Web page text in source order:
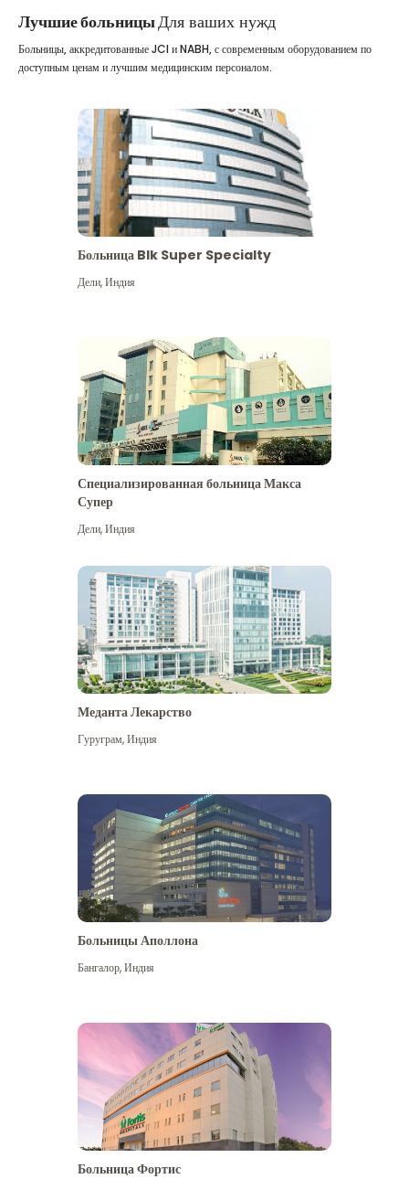
Лучшие больницыДля ваших нужд
Посмотреть больше
Больницы, аккредитованные JCI и NABH, с современным оборудованием по
доступным ценам и лучшим медицинским персоналом.
Больница Blk Super Specialty
Дели,Индия
Специализированная больница Макса
Супер
Дели,Индия
Меданта Лекарство
Гуруграм,Индия
Больницы Аполлона
Бангалор,Индия
Больница Фортис